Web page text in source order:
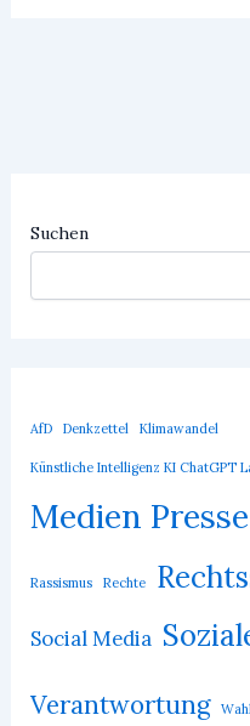
Suchen
AfD Denkzettel Klimawandel
Künstliche Intelligenz KI ChatGPT
Medien
Rassismus Rechte
Social Media
Verantwortung